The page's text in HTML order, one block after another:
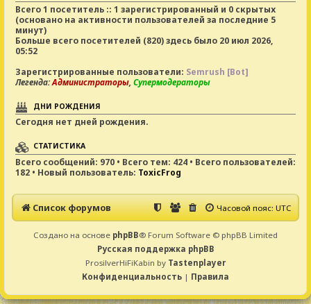
Всего1 посетитель :: 1 зарегистрированный и 0 скрытых
(основано на активности пользователей за последние 5
минут)
Больше всего посетителей (820) здесь было 20 июл 2026,
05:52
Зарегистрированные пользователи: Semrush [Bot]
Легенда:Администраторы,Супермодераторы
ДНИ РОЖДЕНИЯ
Сегодня нет дней рождения.
СТАТИСТИКА
Всего сообщений: 970 • Всего тем: 424 • Всего пользователей:
182 • Новый пользователь: ToxicFrog
Список форумов Часовой пояс:UTC
Создано на основе phpBB® Forum Software © phpBB Limited
Русская поддержка phpBB
ProsilverHiFiKabin by Tastenplayer
Конфиденциальность | Правила